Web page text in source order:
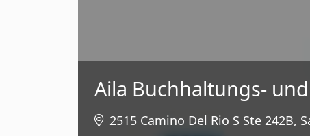
Aila Buchhaltungs-
2515 Camino Del Rio S Ste 242B,